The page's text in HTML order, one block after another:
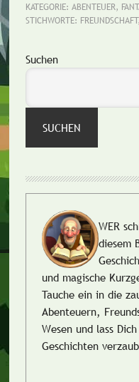
KATEGORIE: ABENTEUER,
STICHWORTE: FREUNDSCHAFT,
Seitenspalte
Suchen
SUCHEN
WER
diesem
und magische
Tauche ein in die
Abenteuern,
Wesen und lass
Geschichten